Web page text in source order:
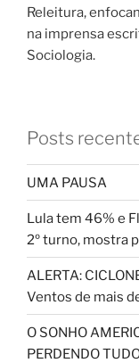
Releitura,
na imprensa
Sociologia.
Posts
UMA PAUSA
Lula tem 46% e
2º turno, mostra
ALERTA:
Ventos de mais
O SONHO
PERDENDO